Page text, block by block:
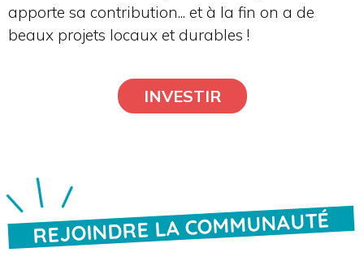
apporte sa contribution... et à la fin on a de
beaux projets locaux et durables !
INVESTIR
REJOINDRE LA COMMUNAUTÉ